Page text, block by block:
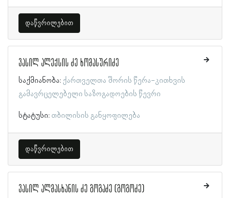
დაწვრილებით
ვასილ ალექსის ძე ხომასურიძე
საქმიანობა: ქართველთა შორის წერა-კითხვის
გამავრცელებელი საზოგადოების წევრი
სტატუსი: თბილისის განყოფილება
დაწვრილებით
ვასილ ალმასხანის ძე გოგაძე (გოგოძე)